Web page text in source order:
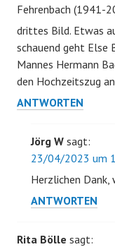
Fehrenbach (1941-
drittes Bild. Etwas
schauend geht Else
Mannes Hermann
den Hochzeitszug
ANTWORTEN
Jörg W sagt:
23/04/2023 um
Herzlichen Dank,
ANTWORTEN
Rita Bölle sagt: